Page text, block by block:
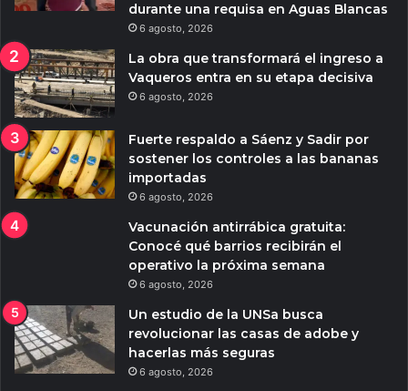
durante una requisa en Aguas Blancas
6 agosto, 2026
La obra que transformará el ingreso a
Vaqueros entra en su etapa decisiva
6 agosto, 2026
Fuerte respaldo a Sáenz y Sadir por
sostener los controles a las bananas
importadas
6 agosto, 2026
Vacunación antirrábica gratuita:
Conocé qué barrios recibirán el
operativo la próxima semana
6 agosto, 2026
Un estudio de la UNSa busca
revolucionar las casas de adobe y
hacerlas más seguras
6 agosto, 2026